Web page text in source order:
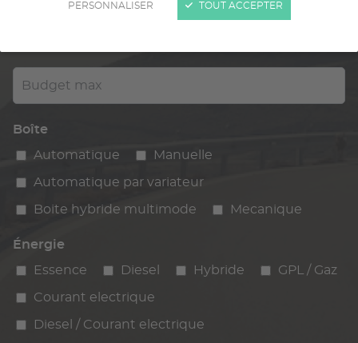
PERSONNALISER TOUT ACCEPTER
Budget max
Boîte
Automatique
Manuelle
Automatique par variateur
Boite hybride multimode Mecanique
Énergie
Essence
Diesel Hybride GPL / Gaz
Courant electrique
Diesel / Courant electrique